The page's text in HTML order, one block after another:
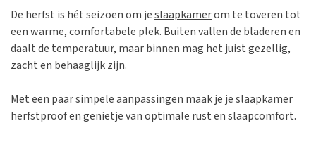
De herfst is hét seizoen om jeslaapkamerom te toveren tot
een warme, comfortabele plek. Buiten vallen de bladeren en
daalt de temperatuur, maar binnen mag het juist gezellig,
zacht en behaaglijk zijn.
Met een paar simpele aanpassingen maak je je slaapkamer
herfstproof en genietje van optimale rust en slaapcomfort.